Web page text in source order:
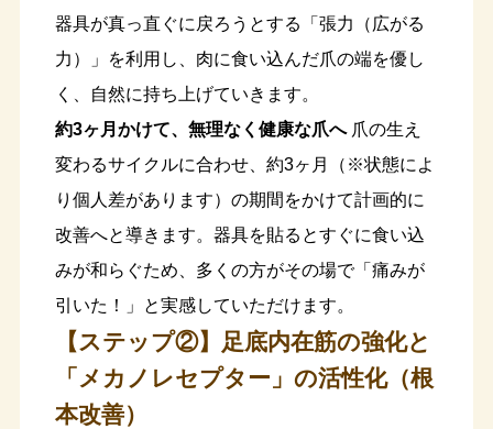
器具が真っ直ぐに戻ろうとする「張力（広がる
力）」を利用し、肉に食い込んだ爪の端を優し
く、自然に持ち上げていきます。
約3ヶ月かけて、無理なく健康な爪へ爪の生え
変わるサイクルに合わせ、約3ヶ月（※状態によ
り個人差があります）の期間をかけて計画的に
改善へと導きます。器具を貼るとすぐに食い込
みが和らぐため、多くの方がその場で「痛みが
引いた！」と実感していただけます。
【ステップ②】足底内在筋の強化と
「メカノレセプター」の活性化（根
本改善）